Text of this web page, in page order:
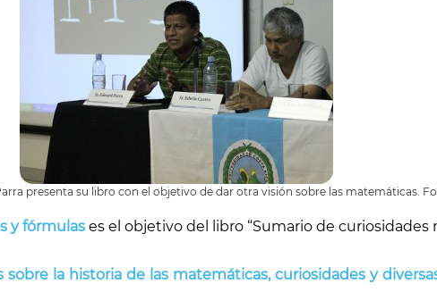
presenta su libro con el objetivo de dar otra visión sobre las matemáticas.
y fórmulas es el objetivo del libro “Sumario de
la historia de las matemáticas, curiosidades y